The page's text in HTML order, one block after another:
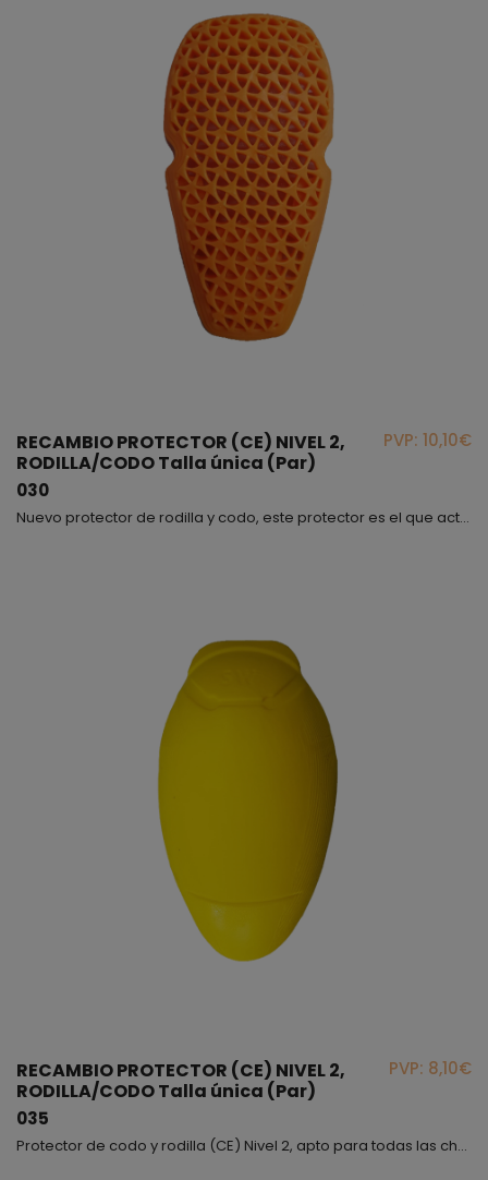
RECAMBIO PROTECTOR (CE) NIVEL 2,
RODILLA/CODO Talla única (Par)
030
PVP: 10,10€
Nuevo protector de rodilla y codo, este protector es el que actualmente estamos utilizando para nuestros vaqueros, lo encontrarás en el interior del pantalón dentro de un bolsillo. Este producto es de Nivel 2 fabricado en TPU, es muy ligero y apenas se distingue cuando llevas el vaquero puesto, te será fácil caminar con él.
RECAMBIO PROTECTOR (CE) NIVEL 2,
RODILLA/CODO Talla única (Par)
035
PVP: 8,10€
Protector de codo y rodilla (CE) Nivel 2, apto para todas las chaquetas y pantalones.